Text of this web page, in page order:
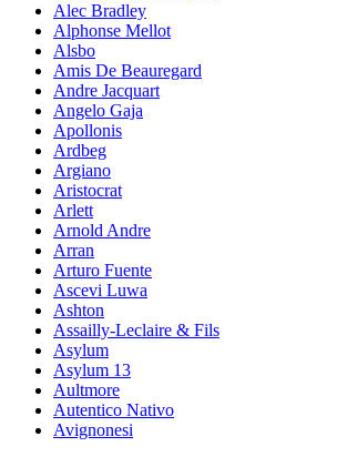
Alec Bradley
Alphonse Mellot
Alsbo
Amis De Beauregard
Andre Jacquart
Angelo Gaja
Apollonis
Ardbeg
Argiano
Aristocrat
Arlett
Arnold Andre
Arran
Arturo Fuente
Ascevi Luwa
Ashton
Assailly-Leclaire & Fils
Asylum
Asylum 13
Aultmore
Autentico Nativo
Avignonesi